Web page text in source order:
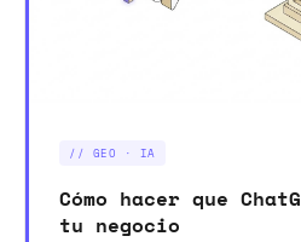
// GEO · IA
Cómo hacer que
tu negocio